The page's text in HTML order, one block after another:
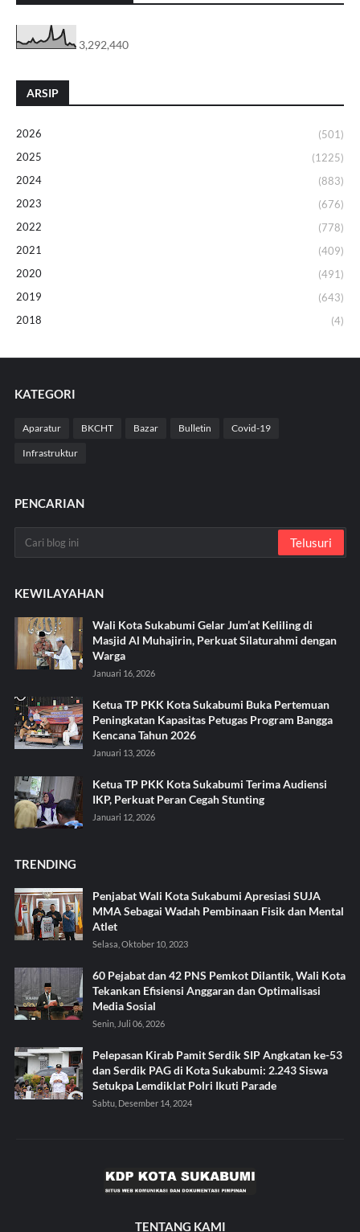
3,292,440
ARSIP
2026
(501)
2025
(1225)
2024
(883)
2023
(676)
2022
(778)
2021
(409)
2020
(491)
2019
(643)
2018
(4)
KATEGORI
Aparatur BKCHT Bazar Bulletin Covid-19
Infrastruktur
PENCARIAN
KEWILAYAHAN
Wali Kota Sukabumi Gelar Jum’at Keliling di
Masjid Al Muhajirin, Perkuat Silaturahmi dengan
Warga
Januari 16, 2026
Ketua TP PKK Kota Sukabumi Buka Pertemuan
Peningkatan Kapasitas Petugas Program Bangga
Kencana Tahun 2026
Januari 13, 2026
Ketua TP PKK Kota Sukabumi Terima Audiensi
IKP, Perkuat Peran Cegah Stunting
Januari 12, 2026
TRENDING
Penjabat Wali Kota Sukabumi Apresiasi SUJA
MMA Sebagai Wadah Pembinaan Fisik dan Mental
Atlet
Selasa, Oktober 10, 2023
60 Pejabat dan 42 PNS Pemkot Dilantik, Wali Kota
Tekankan Efisiensi Anggaran dan Optimalisasi
Media Sosial
Senin, Juli 06, 2026
Pelepasan Kirab Pamit Serdik SIP Angkatan ke-53
dan Serdik PAG di Kota Sukabumi: 2.243 Siswa
Setukpa Lemdiklat Polri Ikuti Parade
Sabtu, Desember 14, 2024
TENTANG KAMI